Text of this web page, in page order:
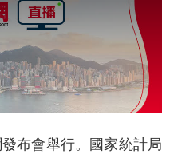
布會舉行。國家統計局